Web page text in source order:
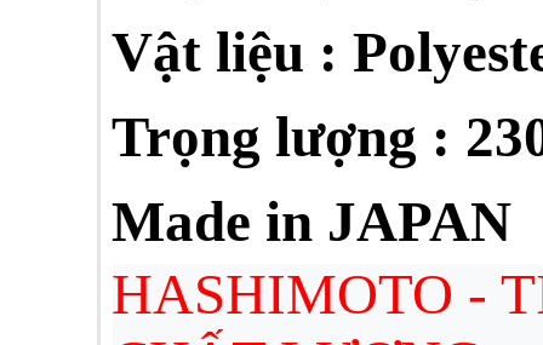
Vật liệu :
Trọng lượng :
Made in JAPAN
HASHIMOTO -